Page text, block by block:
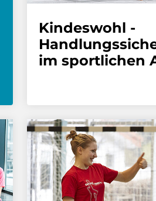
Kindeswohl -
im sportlichen